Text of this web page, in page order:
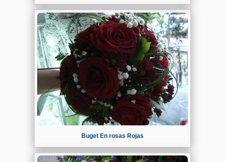
Buget En rosas Rojas